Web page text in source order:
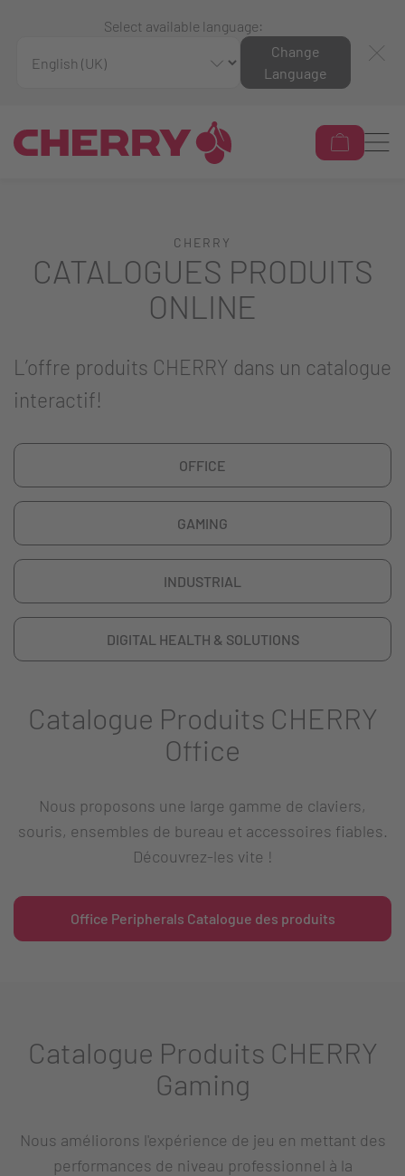
Select available language:
Change
Language
CHERRY
CATALOGUES PRODUITS
ONLINE
L’offre produits CHERRY dans un catalogue
interactif!
OFFICE
GAMING
INDUSTRIAL
DIGITAL HEALTH & SOLUTIONS
Catalogue Produits CHERRY
Office
Nous proposons une large gamme de claviers,
souris, ensembles de bureau et accessoires fiables.
Découvrez-les vite !
Office Peripherals Catalogue des produits
Catalogue Produits CHERRY
Gaming
Nous améliorons l'expérience de jeu en mettant des
performances de niveau professionnel à la